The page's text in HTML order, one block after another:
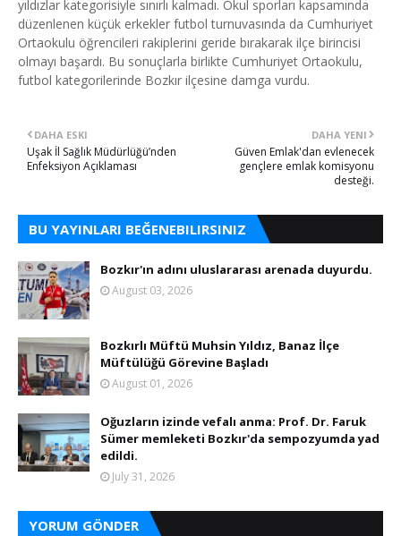
yıldızlar kategorisiyle sınırlı kalmadı. Okul sporları kapsamında
düzenlenen küçük erkekler futbol turnuvasında da Cumhuriyet
Ortaokulu öğrencileri rakiplerini geride bırakarak ilçe birincisi
olmayı başardı. Bu sonuçlarla birlikte Cumhuriyet Ortaokulu,
futbol kategorilerinde Bozkır ilçesine damga vurdu.
DAHA YENI
Güven Emlak'dan evlenecek
gençlere emlak komisyonu
desteği.
DAHA ESKI
Uşak İl Sağlık Müdürlüğü’nden
Enfeksiyon Açıklaması
BU YAYINLARI BEĞENEBILIRSINIZ
Bozkır'ın adını uluslararası arenada duyurdu.
August 03, 2026
Bozkırlı Müftü Muhsin Yıldız, Banaz İlçe
Müftülüğü Görevine Başladı
August 01, 2026
Oğuzların izinde vefalı anma: Prof. Dr. Faruk
Sümer memleketi Bozkır'da sempozyumda yad
edildi.
July 31, 2026
YORUM GÖNDER